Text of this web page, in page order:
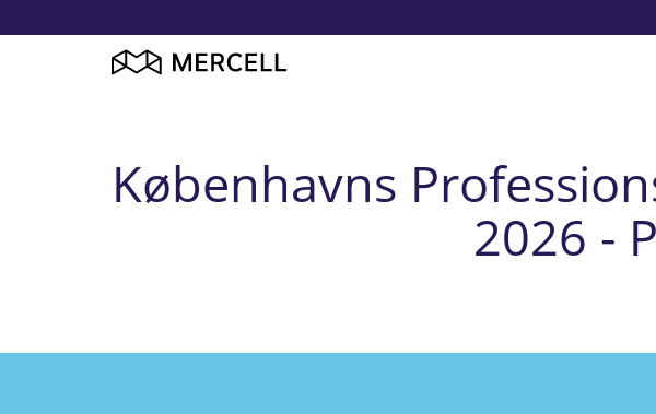
Københavns
2026 -